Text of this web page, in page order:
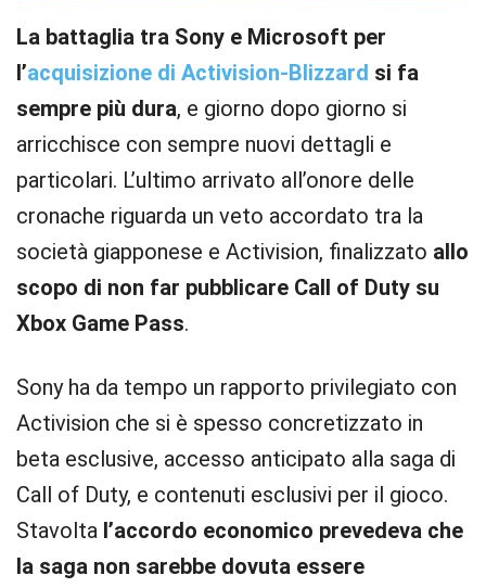
La battaglia tra Sony e Microsoft per
l’acquisizione di Activision-Blizzard si fa
sempre più dura, e giorno dopo giorno si
arricchisce con sempre nuovi dettagli e
particolari. L’ultimo arrivato all’onore delle
cronache riguarda un veto accordato tra la
società giapponese e Activision, finalizzato allo
scopo di non far pubblicare Call of Duty su
Xbox Game Pass.
Sony ha da tempo un rapporto privilegiato con
Activision che si è spesso concretizzato in
beta esclusive, accesso anticipato alla saga di
Call of Duty, e contenuti esclusivi per il gioco.
Stavolta l’accordo economico prevedeva che
la saga non sarebbe dovuta essere